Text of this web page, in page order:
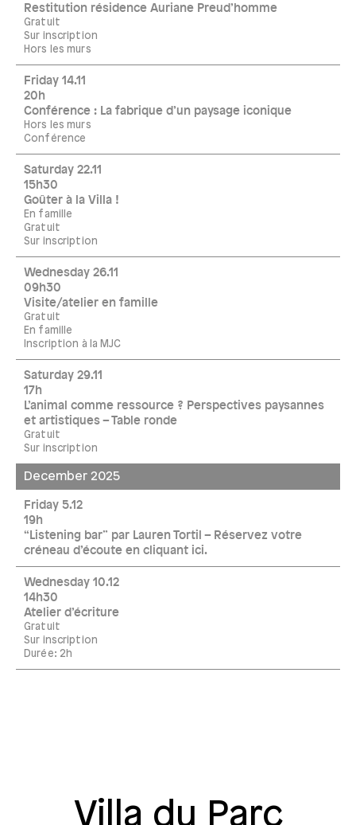
Restitution résidence Auriane Preud’homme
Gratuit
Sur inscription
Hors les murs
Friday 14.11
20h
Conférence : La fabrique d’un paysage iconique
Hors les murs
Conférence
Saturday 22.11
15h30
Goûter à la Villa !
En famille
Gratuit
Sur inscription
Wednesday 26.11
09h30
Visite/atelier en famille
Gratuit
En famille
Inscription à la MJC
Saturday 29.11
17h
L’animal comme ressource ? Perspectives paysannes
et artistiques – Table ronde
Gratuit
Sur inscription
December 2025
Friday 5.12
19h
“Listening bar” par Lauren Tortil – Réservez votre
créneau d’écoute en cliquant ici.
Wednesday 10.12
14h30
Atelier d’écriture
Gratuit
Sur inscription
Durée: 2h
Villa du Parc